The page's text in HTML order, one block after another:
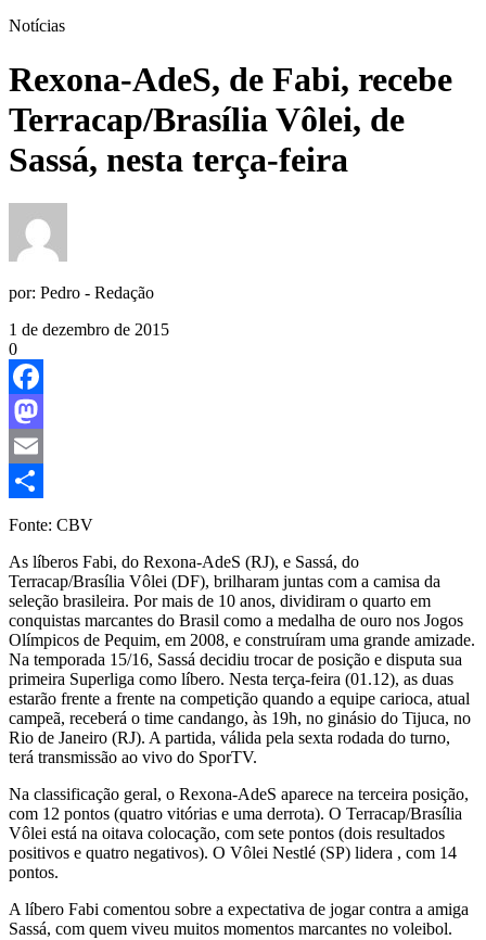
Notícias
Rexona-AdeS, de Fabi, recebe
Terracap/Brasília Vôlei, de
Sassá, nesta terça-feira
por: Pedro - Redação
1 de dezembro de 2015
0
Facebook
Mastodon
Email
Share
Fonte: CBV
As líberos Fabi, do Rexona-AdeS (RJ), e Sassá, do
Terracap/Brasília Vôlei (DF), brilharam juntas com a camisa da
seleção brasileira. Por mais de 10 anos, dividiram o quarto em
conquistas marcantes do Brasil como a medalha de ouro nos Jogos
Olímpicos de Pequim, em 2008, e construíram uma grande amizade.
Na temporada 15/16, Sassá decidiu trocar de posição e disputa sua
primeira Superliga como líbero. Nesta terça-feira (01.12), as duas
estarão frente a frente na competição quando a equipe carioca, atual
campeã, receberá o time candango, às 19h, no ginásio do Tijuca, no
Rio de Janeiro (RJ). A partida, válida pela sexta rodada do turno,
terá transmissão ao vivo do SporTV.
Na classificação geral, o Rexona-AdeS aparece na terceira posição,
com 12 pontos (quatro vitórias e uma derrota). O Terracap/Brasília
Vôlei está na oitava colocação, com sete pontos (dois resultados
positivos e quatro negativos). O Vôlei Nestlé (SP) lidera , com 14
pontos.
A líbero Fabi comentou sobre a expectativa de jogar contra a amiga
Sassá, com quem viveu muitos momentos marcantes no voleibol.